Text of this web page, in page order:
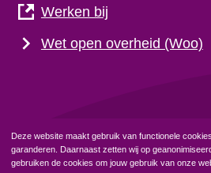
Deze website maakt gebruik van functionele
garanderen. Daarnaast zetten wij op
gebruiken de cookies om jouw gebruik van onze
Werken bij
Wet open overheid (Woo)
Privacyverklaring